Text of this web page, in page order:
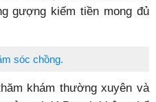
gượng kiếm tiền mong đủ
sóc chồng.
khám thường xuyên và